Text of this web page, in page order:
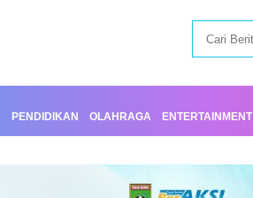
PENDIDIKAN OLAHRAGA ENTERTAINMENT